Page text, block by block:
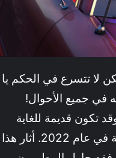
لا تتسرع في الحكم يا
في جميع الأحوال!
تكون قديمة للغاية
بالنسبة لك، ولكن Volition أطلقت ريبوت للعبة في عام 2022. أثار هذا